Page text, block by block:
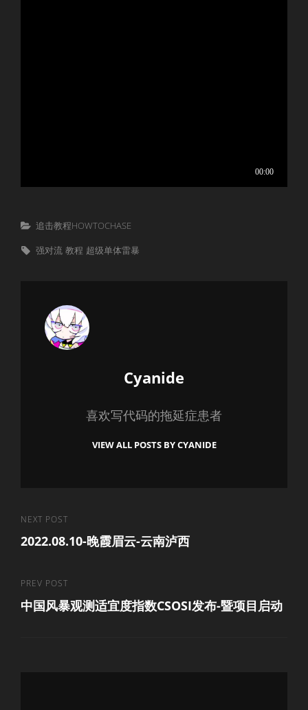
Categories
追击教程HOWTOCHASE
Tags,
强对流 教程 超级单体雷暴
Author:
Cyanide
喜欢写代码的拖延症患者
VIEW ALL POSTS BY CYANIDE
文
章
航
Previous
Post
PREV POST
中国风暴观测适宜度指数CSOSI发布-暨项目启动
Next
Post
NEXT POST
2022.08.10-晚霞眉云-云南泸西